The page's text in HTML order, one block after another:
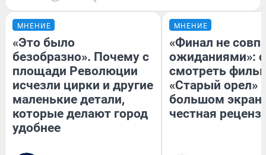
МНЕНИЕ
«Это было
безобразно». Почему с
площади Революции
исчезли цирки и другие
маленькие детали,
которые делают город
удобнее
МНЕНИЕ
«Финал не
ожиданиями»:
смотреть
«Старый орел»
большом
честная